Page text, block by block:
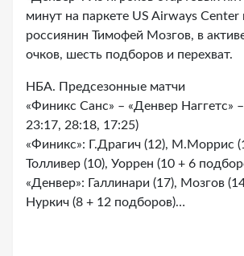
минут на паркете US Airways Center
россиянин Тимофей Мозгов, в
очков, шесть подборов и перехват.
НБА. Предсезонные матчи
«Финикс Санс» – «Денвер Наггетс»
23:17, 28:18, 17:25)
«Финикс»: Г.Драгич (12), М.Моррис
Толливер (10), Уоррен (10 + 6
«Денвер»: Галлинари (17), Мозгов
Нуркич (8 + 12 подборов)…